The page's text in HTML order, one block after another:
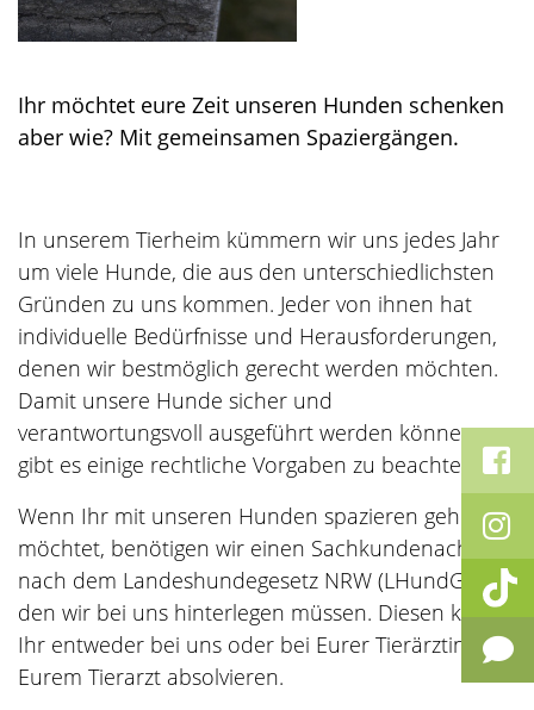
Ihr möchtet eure Zeit unseren Hunden schenken
aber wie? Mit gemeinsamen Spaziergängen.
In unserem Tierheim kümmern wir uns jedes Jahr
um viele Hunde, die aus den unterschiedlichsten
Gründen zu uns kommen. Jeder von ihnen hat
individuelle Bedürfnisse und Herausforderungen,
denen wir bestmöglich gerecht werden möchten.
Damit unsere Hunde sicher und
verantwortungsvoll ausgeführt werden können,
gibt es einige rechtliche Vorgaben zu beachten.
Wenn Ihr mit unseren Hunden spazieren gehen
möchtet, benötigen wir einen Sachkundenachweis
nach dem Landeshundegesetz NRW (LHundG),
den wir bei uns hinterlegen müssen. Diesen könnt
Ihr entweder bei uns oder bei Eurer Tierärztin bzw.
Eurem Tierarzt absolvieren.